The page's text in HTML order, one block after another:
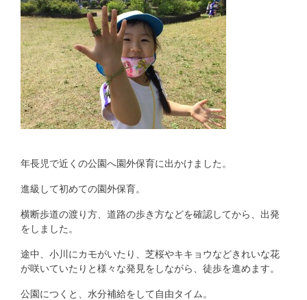
年長児で近くの公園へ園外保育に出かけました。
進級して初めての園外保育。
横断歩道の渡り方、道路の歩き方などを確認してから、出発
をしました。
途中、小川にカモがいたり、芝桜やキキョウなどきれいな花
が咲いていたりと様々な発見をしながら、徒歩を進めます。
公園につくと、水分補給をして自由タイム。